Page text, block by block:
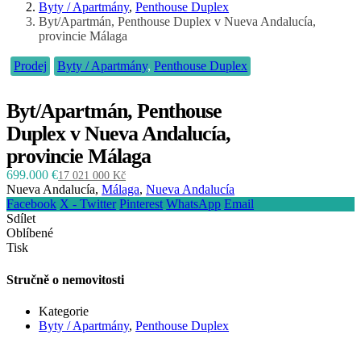
Byty / Apartmány,Penthouse Duplex
Byt/Apartmán, Penthouse Duplex v Nueva Andalucía,
provincie Málaga
Prodej Byty / Apartmány,Penthouse Duplex
Byt/Apartmán, Penthouse
Duplex v Nueva Andalucía,
provincie Málaga
699.000 €17 021 000 Kč
Nueva Andalucía,Málaga,Nueva Andalucía
Facebook X - Twitter Pinterest WhatsApp Email
Sdílet
Oblíbené
Tisk
Stručně o nemovitosti
Kategorie
Byty / Apartmány,Penthouse Duplex